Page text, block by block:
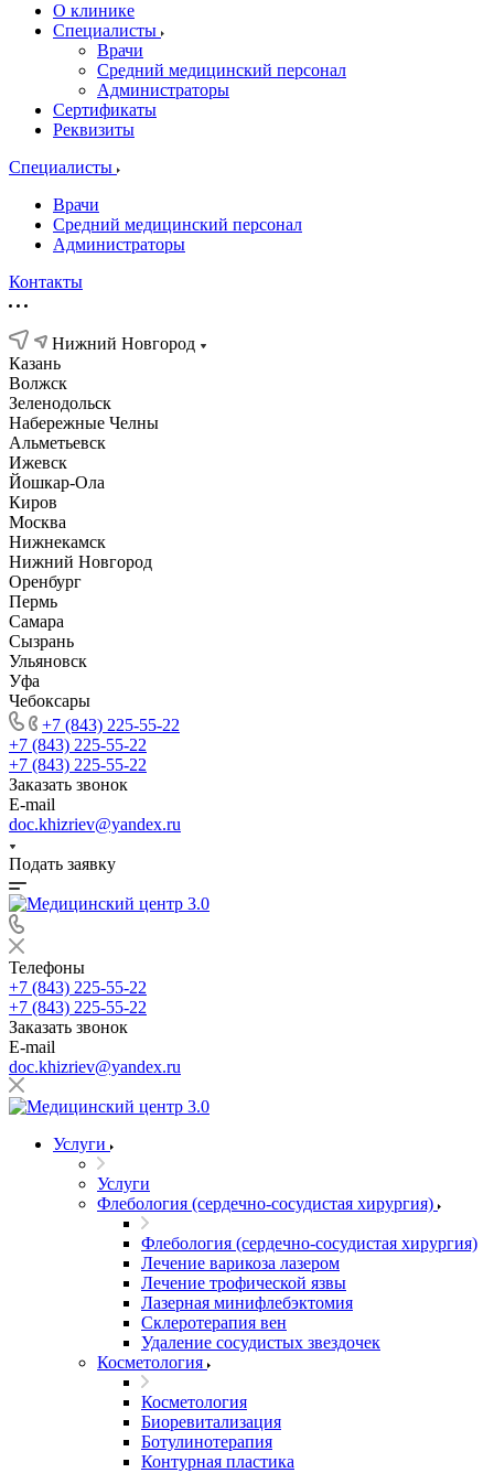
О клинике
Специалисты
Врачи
Средний медицинский персонал
Администраторы
Сертификаты
Реквизиты
Специалисты
Врачи
Средний медицинский персонал
Администраторы
Контакты
Нижний Новгород
Казань
Волжск
Зеленодольск
Набережные Челны
Альметьевск
Ижевск
Йошкар-Ола
Киров
Москва
Нижнекамск
Нижний Новгород
Оренбург
Пермь
Самара
Сызрань
Ульяновск
Уфа
Чебоксары
+7 (843) 225-55-22
+7 (843) 225-55-22
+7 (843) 225-55-22
Заказать звонок
E-mail
doc.khizriev@yandex.ru
Подать заявку
Телефоны
+7 (843) 225-55-22
+7 (843) 225-55-22
Заказать звонок
E-mail
doc.khizriev@yandex.ru
Услуги
Услуги
Флебология (сердечно-сосудистая хирургия)
Флебология (сердечно-сосудистая хирургия)
Лечение варикоза лазером
Лечение трофической язвы
Лазерная минифлебэктомия
Cклеротерапия вен
Удаление сосудистых звездочек
Косметология
Косметология
Биоревитализация
Ботулинотерапия
Контурная пластика